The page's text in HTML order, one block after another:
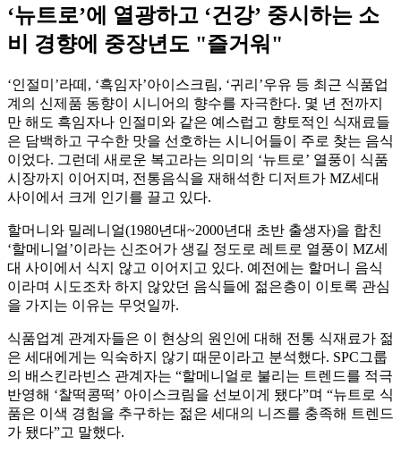
‘뉴트로’에 열광하고 ‘건강’ 중시하는 소
비 경향에 중장년도 "즐거워"
‘인절미’라떼, ‘흑임자’아이스크림, ‘귀리’우유 등 최근 식품업
계의 신제품 동향이 시니어의 향수를 자극한다. 몇 년 전까지
만 해도 흑임자나 인절미와 같은 예스럽고 향토적인 식재료들
은 담백하고 구수한 맛을 선호하는 시니어들이 주로 찾는 음식
이었다. 그런데 새로운 복고라는 의미의 ‘뉴트로’ 열풍이 식품
시장까지 이어지며, 전통음식을 재해석한 디저트가 MZ세대
사이에서 크게 인기를 끌고 있다.
할머니와 밀레니얼(1980년대~2000년대 초반 출생자)을 합친
‘할메니얼’이라는 신조어가 생길 정도로 레트로 열풍이 MZ세
대 사이에서 식지 않고 이어지고 있다. 예전에는 할머니 음식
이라며 시도조차 하지 않았던 음식들에 젊은층이 이토록 관심
을 가지는 이유는 무엇일까.
식품업계 관계자들은 이 현상의 원인에 대해 전통 식재료가 젊
은 세대에게는 익숙하지 않기 때문이라고 분석했다. SPC그룹
의 배스킨라빈스 관계자는 “할메니얼로 불리는 트렌드를 적극
반영해 ‘찰떡콩떡’ 아이스크림을 선보이게 됐다”며 “뉴트로 식
품은 이색 경험을 추구하는 젊은 세대의 니즈를 충족해 트렌드
가 됐다”고 말했다.